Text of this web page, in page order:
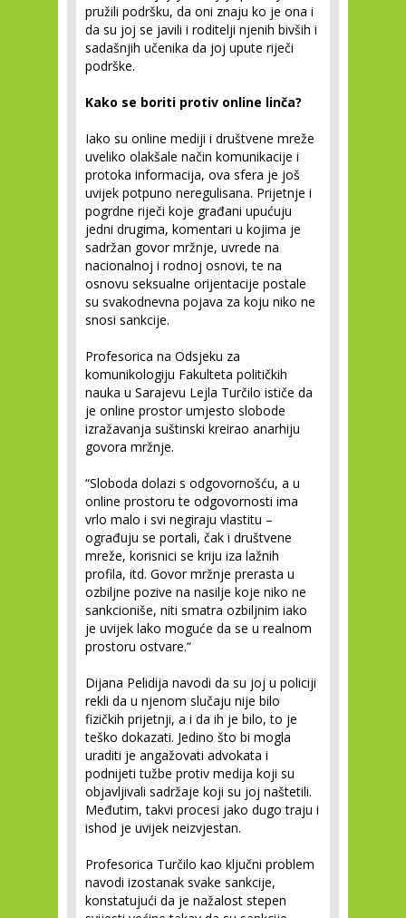
pružili podršku, da oni znaju ko je ona i
da su joj se javili i roditelji njenih bivših i
sadašnjih učenika da joj upute riječi
podrške.
Kako se boriti protiv online linča?
Iako su online mediji i društvene mreže
uveliko olakšale način komunikacije i
protoka informacija, ova sfera je još
uvijek potpuno neregulisana. Prijetnje i
pogrdne riječi koje građani upućuju
jedni drugima, komentari u kojima je
sadržan govor mržnje, uvrede na
nacionalnoj i rodnoj osnovi, te na
osnovu seksualne orijentacije postale
su svakodnevna pojava za koju niko ne
snosi sankcije.
Profesorica na Odsjeku za
komunikologiju Fakulteta političkih
nauka u Sarajevu Lejla Turčilo ističe da
je online prostor umjesto slobode
izražavanja suštinski kreirao anarhiju
govora mržnje.
“Sloboda dolazi s odgovornošću, a u
online prostoru te odgovornosti ima
vrlo malo i svi negiraju vlastitu –
ograđuju se portali, čak i društvene
mreže, korisnici se kriju iza lažnih
profila, itd. Govor mržnje prerasta u
ozbiljne pozive na nasilje koje niko ne
sankcioniše, niti smatra ozbiljnim iako
je uvijek lako moguće da se u realnom
prostoru ostvare.“
Dijana Pelidija navodi da su joj u policiji
rekli da u njenom slučaju nije bilo
fizičkih prijetnji, a i da ih je bilo, to je
teško dokazati. Jedino što bi mogla
uraditi je angažovati advokata i
podnijeti tužbe protiv medija koji su
objavljivali sadržaje koji su joj naštetili.
Međutim, takvi procesi jako dugo traju i
ishod je uvijek neizvjestan.
Profesorica Turčilo kao ključni problem
navodi izostanak svake sankcije,
konstatujući da je nažalost stepen